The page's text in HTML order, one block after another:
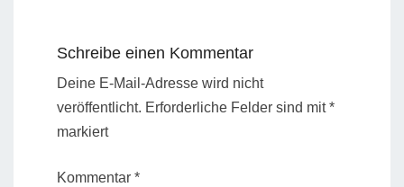
Schreibe einen Kommentar
Deine E-Mail-Adresse wird nicht
veröffentlicht. Erforderliche Felder sind mit*
markiert
Kommentar *